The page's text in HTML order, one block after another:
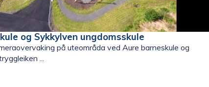
og Sykkylven ungdomsskule
på uteområda ved Aure barneskule og
...